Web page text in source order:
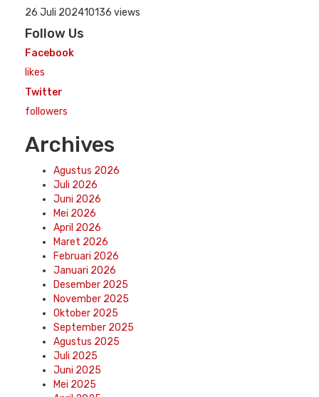
26 Juli 202410136 views
Follow Us
Facebook
likes
Twitter
followers
Archives
Agustus 2026
Juli 2026
Juni 2026
Mei 2026
April 2026
Maret 2026
Februari 2026
Januari 2026
Desember 2025
November 2025
Oktober 2025
September 2025
Agustus 2025
Juli 2025
Juni 2025
Mei 2025